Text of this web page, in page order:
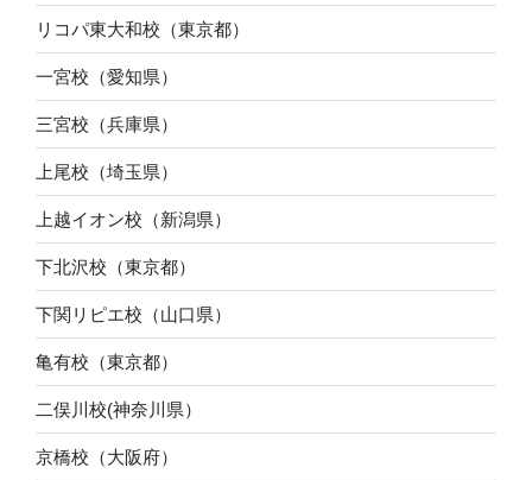
リコパ東大和校（東京都）
一宮校（愛知県）
三宮校（兵庫県）
上尾校（埼玉県）
上越イオン校（新潟県）
下北沢校（東京都）
下関リピエ校（山口県）
亀有校（東京都）
二俣川校(神奈川県）
京橋校（大阪府）